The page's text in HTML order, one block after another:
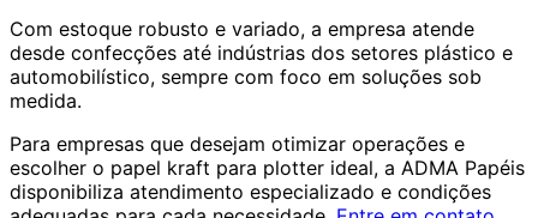
Com estoque robusto e variado, a empresa atende
desde confecções até indústrias dos setores plástico e
automobilístico, sempre com foco em soluções sob
medida.
Para empresas que desejam otimizar operações e
escolher o papel kraft para plotter ideal, a ADMA Papéis
disponibiliza atendimento especializado e condições